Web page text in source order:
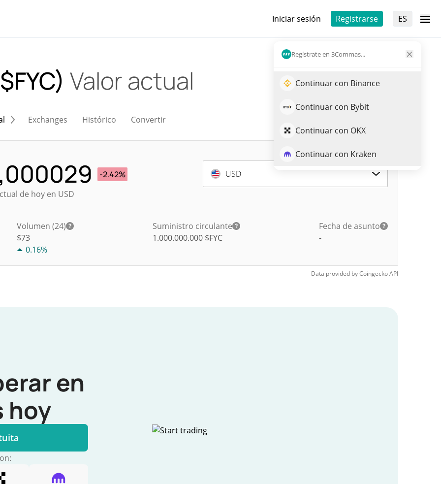
Iniciar sesión Registrarse ES
Regístrate en 3Commas...
Continuar con Binance
Continuar con Bybit
Continuar con OKX
Continuar con Kraken
Valor actual
Exchanges Histórico Convertir
-2.42%
de hoy en USD
USD
Volumen (24)
$73
0.16%
Suministro circulante
1.000.000.000 $FYC
Fecha de asunto
-
Data provided byCoingeckoAPI
en
hoy